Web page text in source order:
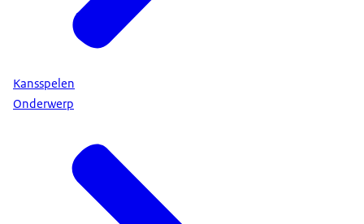
Kansspelen
Onderwerp